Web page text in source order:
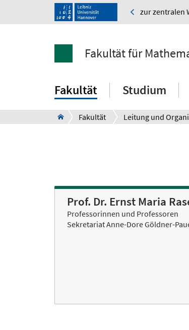
zur zentralen
Fakultät für
Fakultät Studium
Fakultät Leitung und
Prof. Dr. Ernst Maria
Professorinnen und Professoren
Sekretariat Anne-Dore Göldner-